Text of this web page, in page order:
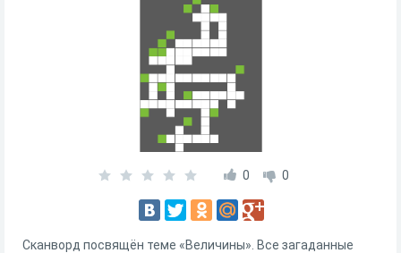
0 0
Сканворд посвящён теме «Величины». Все загаданные